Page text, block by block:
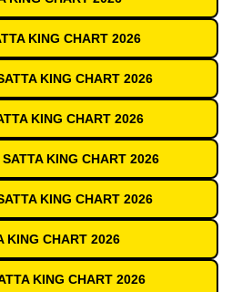
KING CHART 2026
KING CHART 2026
KING CHART 2026
KING CHART 2026
KING CHART 2026
KING CHART 2026
KING CHART 2026